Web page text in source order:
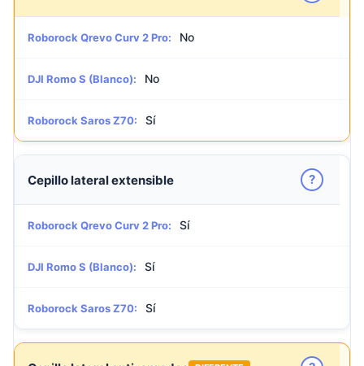
Roborock Qrevo Curv 2 Pro: No
DJI Romo S (Blanco): No
Roborock Saros Z70: Sí
Cepillo lateral extensible ?
Roborock Qrevo Curv 2 Pro: Sí
DJI Romo S (Blanco): Sí
Roborock Saros Z70: Sí